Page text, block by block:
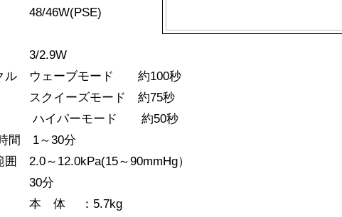
46W(PSE)
3/2.9W
ル ウェーブモード 約100秒
ズモード 約75秒
モード 約50秒
間 1～30分
囲 2.0～12.0kPa(15～90mmHg）
30分
体 ：5.7kg